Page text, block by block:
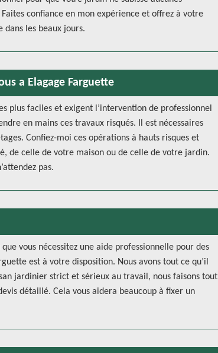
confiance en mon expérience et offrez à votre
dans les beaux jours.
a Elagage Farguette
plus faciles et exigent l’intervention de professionnel
en mains ces travaux risqués. Il est nécessaires
Confiez-moi ces opérations à hauts risques et
de celle de votre maison ou de celle de votre jardin.
pas.
vous nécessitez une aide professionnelle pour des
est à votre disposition. Nous avons tout ce qu’il
jardinier strict et sérieux au travail, nous faisons tout
détaillé. Cela vous aidera beaucoup à fixer un